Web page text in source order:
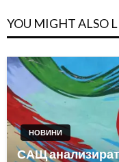
YOU MIGHT ALSO
НОВИНИ
САЩ